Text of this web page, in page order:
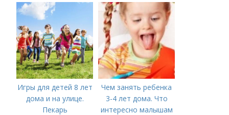
названия школ,
садиков и домов
творчества
сенсорных
коробочек.
Игры для детей 8 лет
дома и на улице.
Пекарь
Чем занять ребенка
3-4 лет дома. Что
интересно малышам